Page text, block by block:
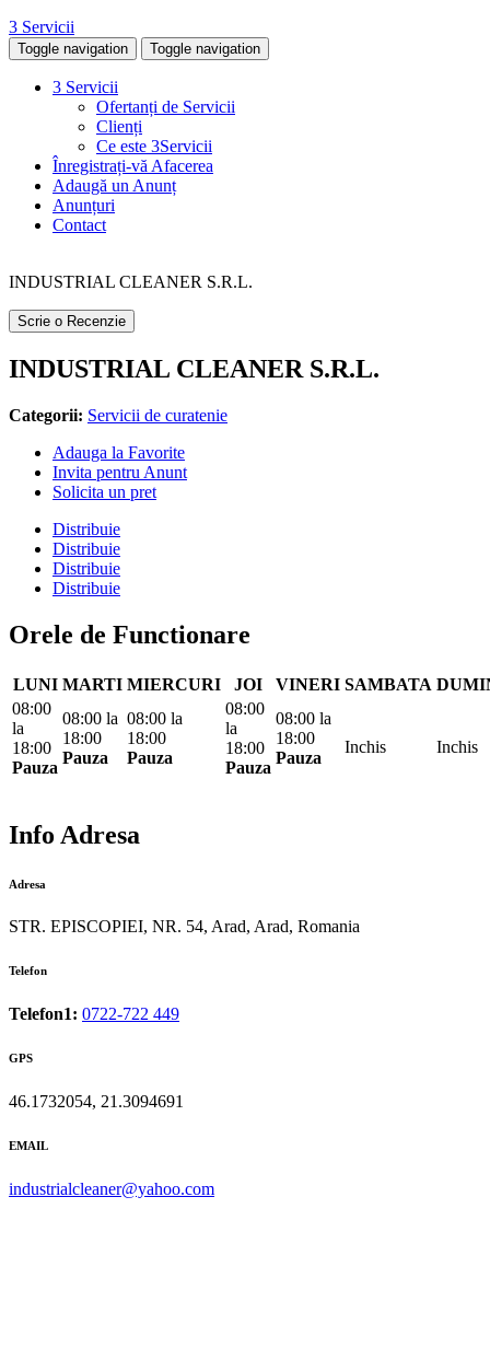
3 Servicii
Toggle navigation Toggle navigation
3 Servicii
Ofertanți de Servicii
Clienți
Ce este 3Servicii
Înregistrați-vă Afacerea
Adaugă un Anunț
Anunțuri
Contact
INDUSTRIAL CLEANER S.R.L.
Scrie o Recenzie
INDUSTRIAL CLEANER S.R.L.
Categorii: Servicii de curatenie
Adauga la Favorite
Invita pentru Anunt
Solicita un pret
Distribuie
Distribuie
Distribuie
Distribuie
Orele de Functionare
LUNI MARTI MIERCURI JOI VINERI SAMBATA
08:00
la
18:00
Pauza
08:00 la
18:00
Pauza
08:00 la
18:00
Pauza
08:00
la
18:00
Pauza
08:00 la
18:00
Pauza
Inchis Inchis
Info Adresa
Adresa
STR. EPISCOPIEI, NR. 54, Arad, Arad, Romania
Telefon
Telefon1: 0722-722 449
GPS
46.1732054, 21.3094691
EMAIL
industrialcleaner@yahoo.com